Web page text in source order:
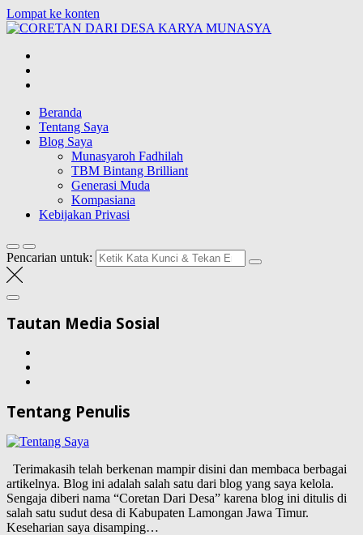
Lompat ke konten
Blog Wong Ndeso yang ingin berbagi berbagai hal di sekitarnya
Beranda
Tentang Saya
Blog Saya
Munasyaroh Fadhilah
TBM Bintang Brilliant
Generasi Muda
Kompasiana
Kebijakan Privasi
Pencarian untuk:
Tautan Media Sosial
Tentang Penulis
Terimakasih telah berkenan mampir disini dan membaca berbagai
artikelnya. Blog ini adalah salah satu dari blog yang saya kelola.
Sengaja diberi nama “Coretan Dari Desa” karena blog ini ditulis di
salah satu sudut desa di Kabupaten Lamongan Jawa Timur.
Keseharian saya disamping…